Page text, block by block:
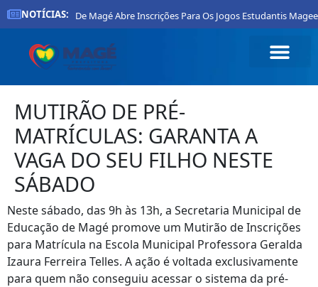
NOTÍCIAS:
Prefeitura De Magé Abre Inscrições Para Os Jogos Estudantis
MUTIRÃO DE PRÉ-
MATRÍCULAS: GARANTA A
VAGA DO SEU FILHO NESTE
SÁBADO
Neste sábado, das 9h às 13h, a Secretaria Municipal de
Educação de Magé promove um Mutirão de Inscrições
para Matrícula na Escola Municipal Professora Geralda
Izaura Ferreira Telles. A ação é voltada exclusivamente
para quem não conseguiu acessar o sistema da pré-